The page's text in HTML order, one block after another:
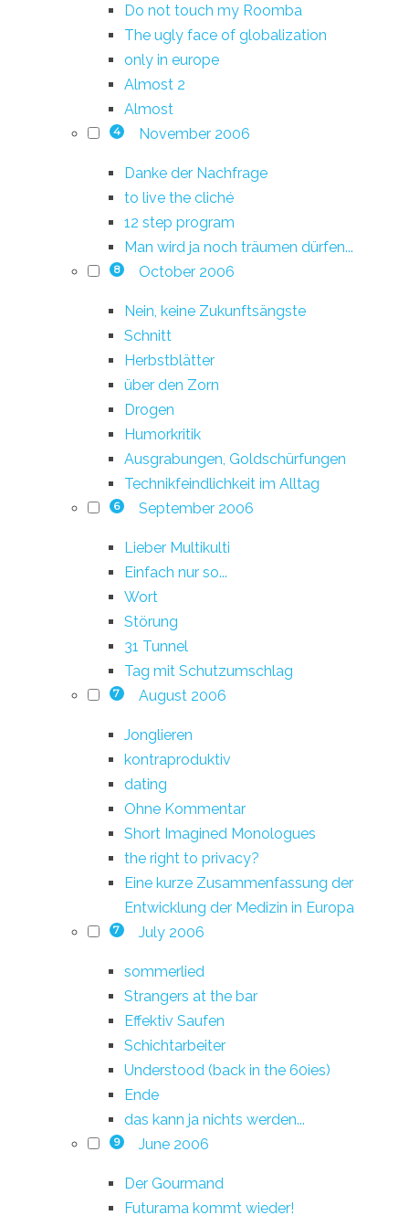
Do not touch my Roomba
The ugly face of globalization
only in europe
Almost 2
Almost
4 November 2006
Danke der Nachfrage
to live the cliché
12 step program
Man wird ja noch träumen dürfen...
8 October 2006
Nein, keine Zukunftsängste
Schnitt
Herbstblätter
über den Zorn
Drogen
Humorkritik
Ausgrabungen, Goldschürfungen
Technikfeindlichkeit im Alltag
6 September 2006
Lieber Multikulti
Einfach nur so...
Wort
Störung
31 Tunnel
Tag mit Schutzumschlag
7 August 2006
Jonglieren
kontraproduktiv
dating
Ohne Kommentar
Short Imagined Monologues
the right to privacy?
Eine kurze Zusammenfassung der
Entwicklung der Medizin in Europa
7 July 2006
sommerlied
Strangers at the bar
Effektiv Saufen
Schichtarbeiter
Understood (back in the 60ies)
Ende
das kann ja nichts werden...
9 June 2006
Der Gourmand
Futurama kommt wieder!